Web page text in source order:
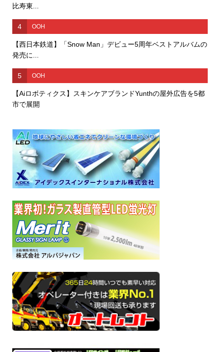
比寿東...
4 OOH
【西日本鉄道】「Snow Man」デビュー5周年ベストアルバムの
発売に...
5 OOH
【Aiロボティクス】スキンケアブランドYunthの屋外広告を5都
市で展開